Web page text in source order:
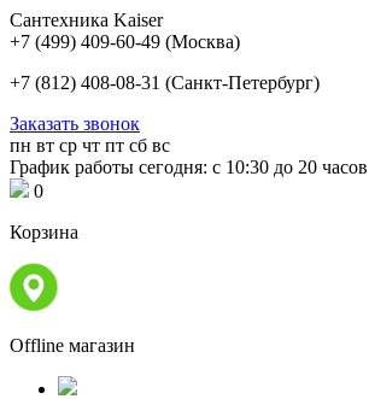
Сантехника Kaiser
+7 (499) 409-60-49 (Москва)
+7 (812) 408-08-31 (Санкт-Петербург)
Заказать звонок
пн вт ср чт пт сб вс
График работы сегодня: с 10:30 до 20 часов
0
Корзина
Offline магазин